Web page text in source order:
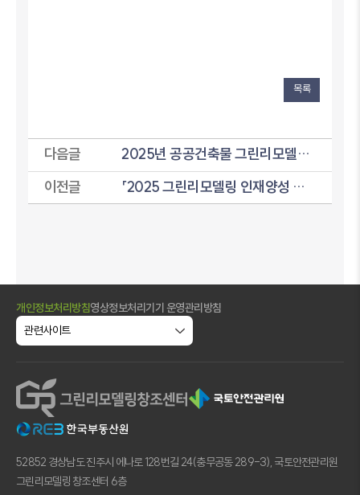
목록
다음글
2025년 공공건축물 그린리모델링 사업설명회 및 우수사례 견학 안내
이전글
「2025 그린리모델링 인재양성 플랫폼」사업 Q&A
개인정보처리방침영상정보처리기기 운영관리방침
52852 경상남도 진주시 에나로 128번길 24(충무공동 289-3), 국토안전관리원
그린리모델링 창조센터 6층